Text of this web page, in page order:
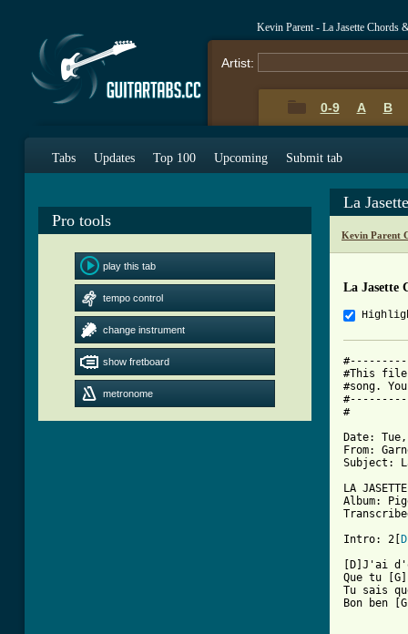
Kevin Parent - La Jasette Chords
Artist:
0-9 A B
Tabs Updates Top 100 Upcoming Submit tab
Pro tools
play this tab
tempo control
change instrument
show fretboard
metronome
La
Kevin Parent
La Jasette
#This file
#song.
#
Date:
From:
Subject:
LA
Album:
Intro: 2[
D
[D]J'ai
Que tu
Tu sais
Bon ben